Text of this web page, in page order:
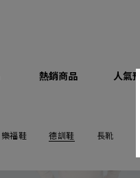
熱銷商品 人氣預
樂福鞋 德訓鞋 長靴